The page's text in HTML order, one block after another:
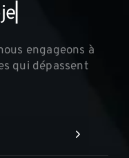
je
engageons à
qui dépassent